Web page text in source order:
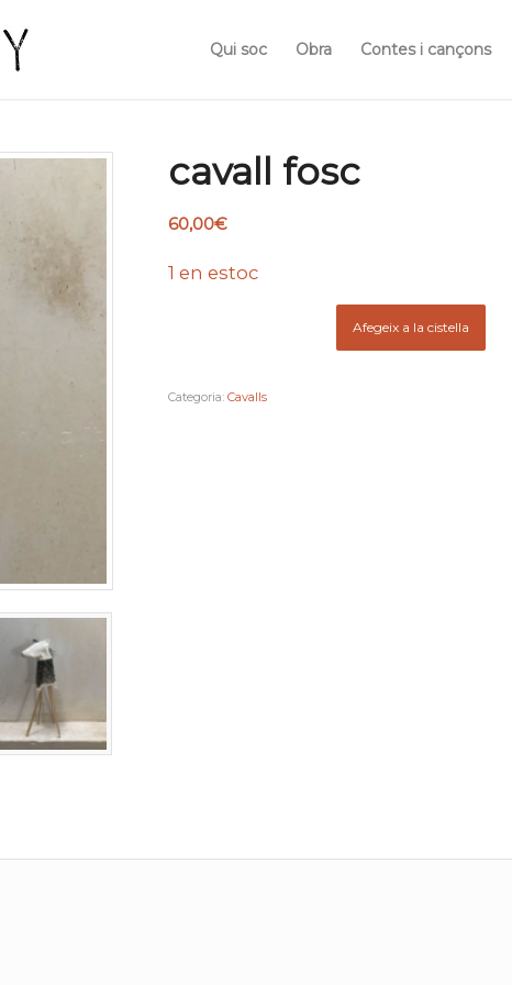
Qui soc Obra Contes i cançons
cavall fosc
60,00€
1 en estoc
Afegeix a la cistella
Categoria:Cavalls